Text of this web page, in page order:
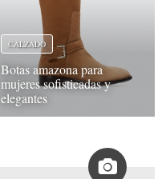
CALZADO
Botas amazona para
mujeres sofisticadas y
elegantes